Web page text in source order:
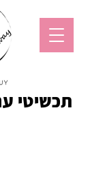
תכשיטי